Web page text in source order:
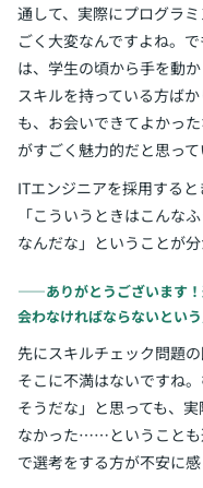
通して、実際にプログラ
ごく大変なんですよね。
は、学生の頃から手を動
スキルを持っている方ば
も、お会いできてよかっ
がすごく魅力的だと思って
ITエンジニアを採用する
「こういうときはこんな
なんだな」ということが分
――ありがとうございます！
会わなければならないとい
先にスキルチェック問題
そこに不満はないですね
そうだな」と思っても、
なかった……ということも
で選考をする方が不安に感